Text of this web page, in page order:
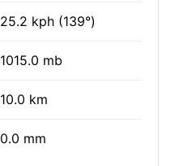
25.2 kph (139°)
1015.0 mb
10.0 km
0.0 mm